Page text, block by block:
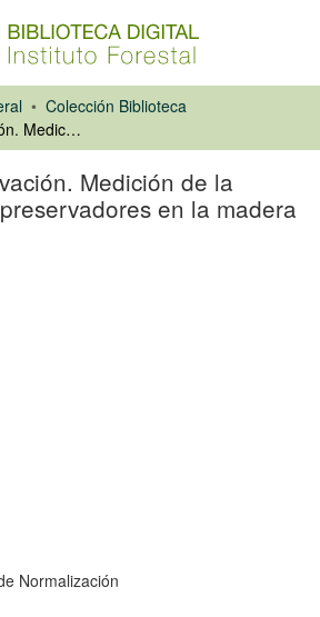
Colección Biblioteca
Madera. Preservación. Medición de la penetración de preservadores en la madera
Medición de la
en la madera
Normalización